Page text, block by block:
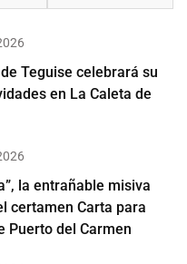
Teguise celebrará su
en La Caleta de
la entrañable misiva
certamen Carta para
Puerto del Carmen